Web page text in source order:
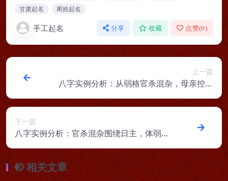
甘肃起名
蔺姓起名
手工起名 分享 收藏 点赞(0)
上一篇
八字实例分析：从弱格官杀混杂，母亲控制
欲强婚姻不顺
下一篇
八字实例分析：官杀混杂围绕日主，体弱总
被异性骚扰
相关文章